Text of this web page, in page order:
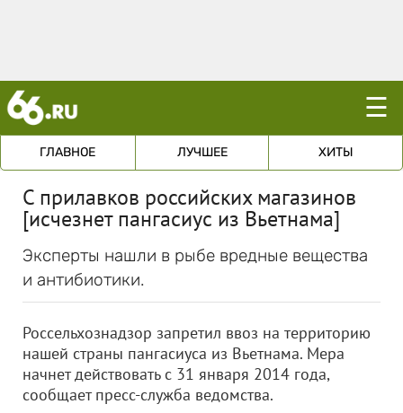
☰
ГЛАВНОЕ ЛУЧШЕЕ ХИТЫ
С прилавков российских магазинов
[исчезнет пангасиус из Вьетнама]
Эксперты нашли в рыбе вредные вещества
и антибиотики.
Россельхознадзор запретил ввоз на территорию
нашей страны пангасиуса из Вьетнама. Мера
начнет действовать с 31 января 2014 года,
сообщает пресс-служба ведомства.